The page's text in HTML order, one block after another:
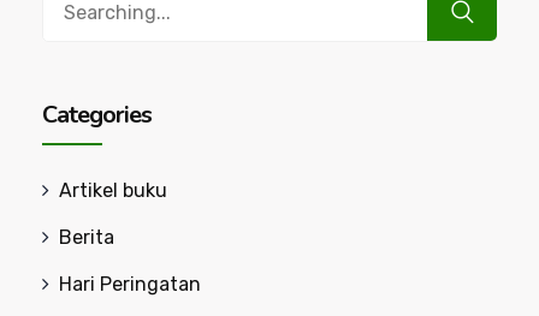
Categories
Artikel buku
Berita
Hari Peringatan